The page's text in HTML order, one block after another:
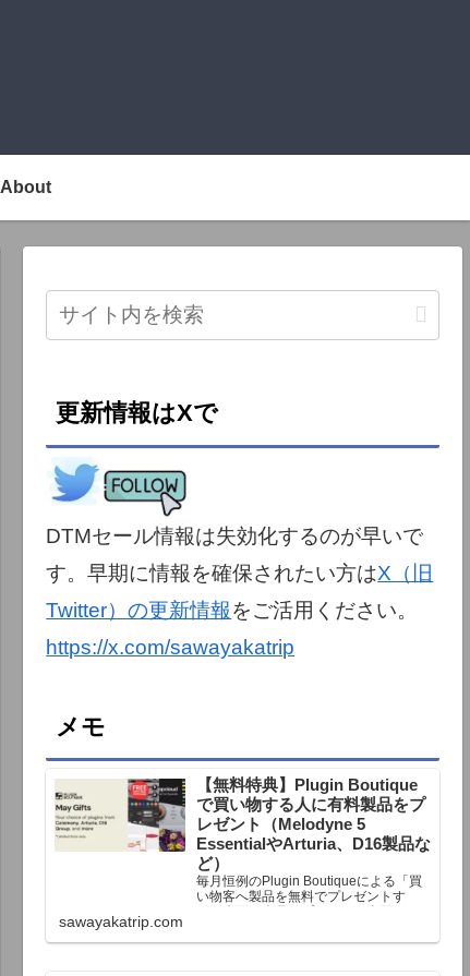
About
更新情報はXで
DTMセール情報は失効化するのが早いで
す。早期に情報を確保されたい方はX（旧
Twitter）の更新情報をご活用ください。
https://x.com/sawayakatrip
メモ
【無料特典】Plugin Boutique
で買い物する人に有料製品をプ
レゼント（Melodyne 5
EssentialやArturia、D16製品な
ど）
毎月恒例のPlugin Boutiqueによる「買
い物客へ製品を無料でプレゼントす
る」企画。今月もプレゼント企画が用
定額以上のお金を出して何かを購入す
sawayakatrip.com